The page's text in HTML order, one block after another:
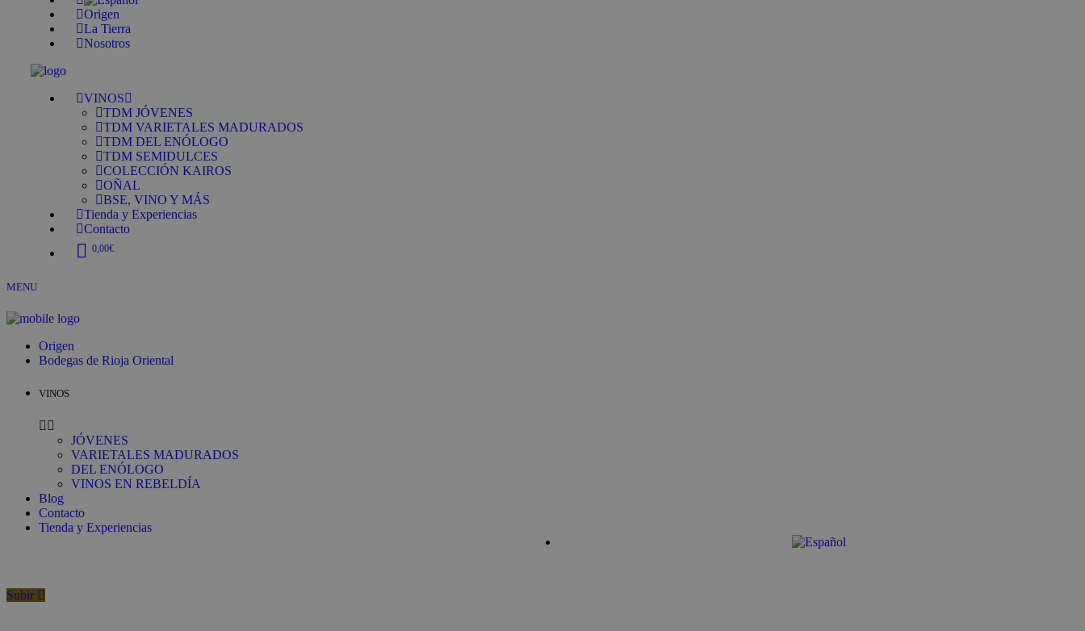
Origen
La Tierra
Nosotros
VINOS
TDM JÓVENES
TDM VARIETALES MADURADOS
TDM DEL ENÓLOGO
TDM SEMIDULCES
COLECCIÓN KAIROS
OÑAL
BSE, VINO Y MÁS
Tienda y Experiencias
Contacto
0,00€
MENU
Origen
Bodegas de Rioja Oriental
VINOS
JÓVENES
VARIETALES MADURADOS
DEL ENÓLOGO
VINOS EN REBELDÍA
Blog
Contacto
Tienda y Experiencias
Subir